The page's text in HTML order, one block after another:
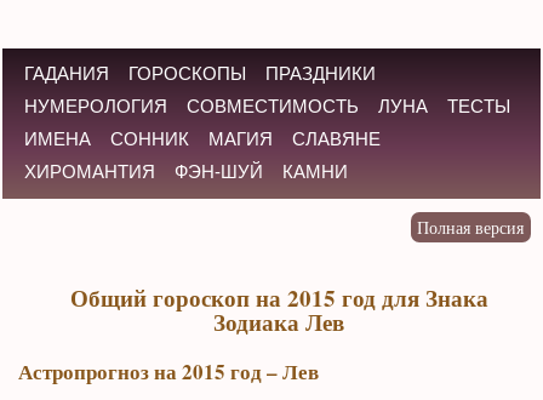
ГАДАНИЯ ГОРОСКОПЫ
ПРАЗДНИКИ
НУМЕРОЛОГИЯ
СОВМЕСТИМОСТЬ ЛУНА
ТЕСТЫ
ИМЕНА
СОННИК МАГИЯ
СЛАВЯНЕ
ХИРОМАНТИЯ
ФЭН-ШУЙ КАМНИ
Общий гороскоп на 2015 год для Знака
Зодиака Лев
Астропрогноз на 2015 год – Лев